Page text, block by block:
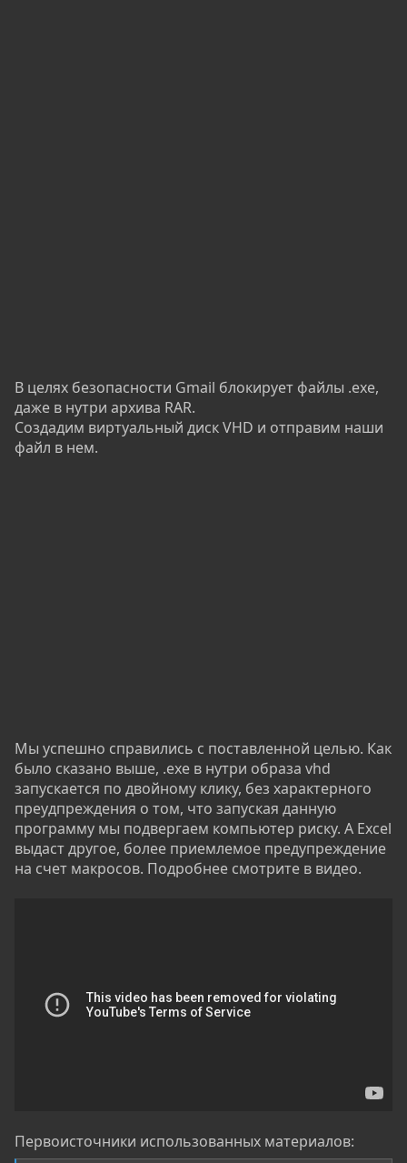
В целях безопасности Gmail блокирует файлы .exe,
даже в нутри архива RAR.
Создадим виртуальный диск VHD и отправим наши
файл в нем.
Мы успешно справились с поставленной целью. Как
было сказано выше, .exe в нутри образа vhd
запускается по двойному клику, без характерного
преудпреждения о том, что запуская данную
программу мы подвергаем компьютер риску. А Excel
выдаст другое, более приемлемое предупреждение
на счет макросов. Подробнее смотрите в видео.
Первоисточники использованных материалов: